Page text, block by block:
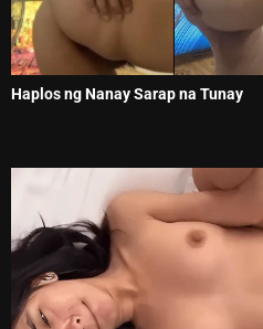
Haplos ng Nanay Sarap na Tunay